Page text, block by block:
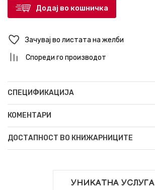
Додај во кошничка
Зачувај во листата на желби
Спореди го производот
СПЕЦИФИКАЦИЈА
КОМЕНТАРИ
ДОСТАПНОСТ ВО КНИЖАРНИЦИТЕ
УНИКАТНА УСЛУГА